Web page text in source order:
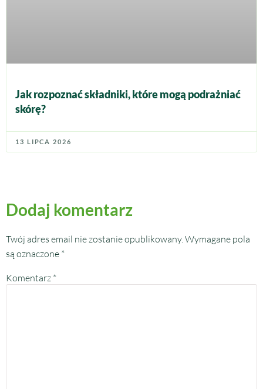
Jak rozpoznać składniki, które mogą podrażniać
skórę?
13 LIPCA 2026
Dodaj komentarz
Twój adres email nie zostanie opublikowany. Wymagane pola
są oznaczone *
Komentarz *